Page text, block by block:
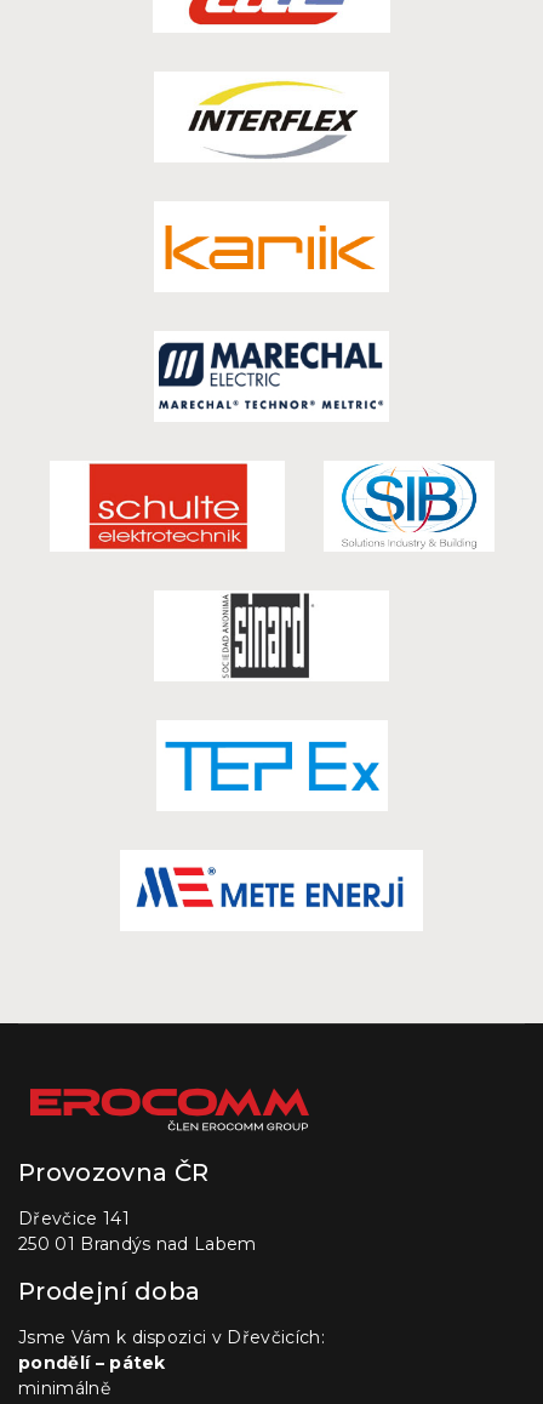
Provozovna ČR
Dřevčice 141
250 01 Brandýs nad Labem
Prodejní doba
Jsme Vám k dispozici v Dřevčicích:
pondělí – pátek
minimálně